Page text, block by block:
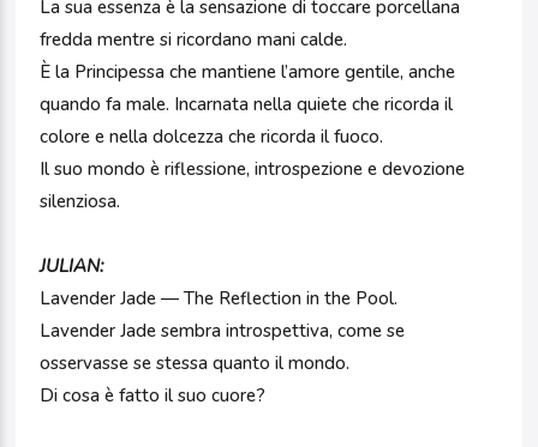
La sua essenza è la sensazione di toccare porcellana
fredda mentre si ricordano mani calde.
È la Principessa che mantiene l’amore gentile, anche
quando fa male. Incarnata nella quiete che ricorda il
colore e nella dolcezza che ricorda il fuoco.
Il suo mondo è riflessione, introspezione e devozione
silenziosa.
JULIAN:
Lavender Jade — The Reflection in the Pool.
Lavender Jade sembra introspettiva, come se
osservasse se stessa quanto il mondo.
Di cosa è fatto il suo cuore?